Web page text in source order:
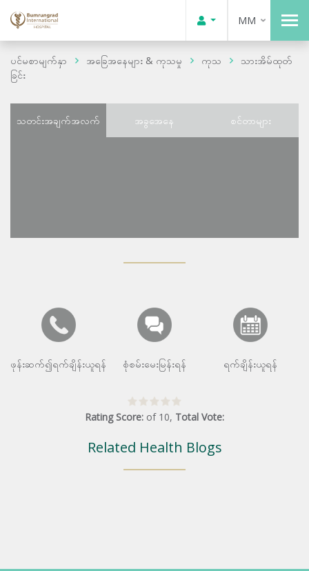
MM
ပင်မစာမျက်နှာ အခြေအနေများ & ကုသမှု ကုသ
သားအိမ်ထုတ်
ခြင်း
သတင်းအချက်အလက် အခွအေနေ စင်တာများ
ဖုန်းဆက်၍ရက်ချိန်းယူရန် စုံစမ်းမေးမြန်းရန် ရက်ချိန်းယူရန်
Rating Score: of 10, Total Vote:
Related Health Blogs